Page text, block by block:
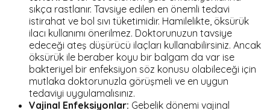
sıkça rastlanır. Tavsiye edilen en önemli tedavi
istirahat ve bol sıvı tüketimidir. Hamilelikte, öksürük
ilacı kullanımı önerilmez. Doktorunuzun tavsiye
edeceği ateş düşürücü ilaçları kullanabilirsiniz. Ancak
öksürük ile beraber koyu bir balgam da var ise
bakteriyel bir enfeksiyon söz konusu olabileceği için
mutlaka doktorunuzla görüşmeli ve en uygun
tedaviyi uygulamalısınız.
Vajinal Enfeksiyonlar: Gebelik dönemi vajinal